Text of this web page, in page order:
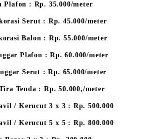
Plafon : Rp. 35.000/meter
Serut : Rp. 45.000/meter
Balon : Rp. 55.000/meter
Plafon : Rp. 60.000/meter
Serut : Rp. 65.000/meter
Tenda : Rp. 50.000,/meter
/ Kerucut 3 x 3 : Rp. 500.000
/ Kerucut 5 x 5 : Rp. 800.000